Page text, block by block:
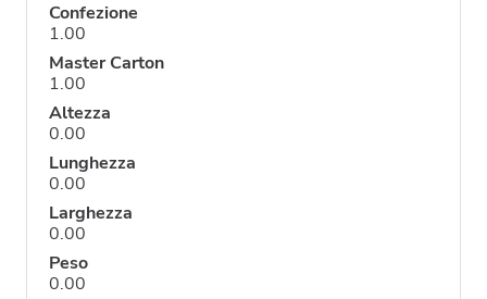
Confezione
1.00
Master Carton
1.00
Altezza
0.00
Lunghezza
0.00
Larghezza
0.00
Peso
0.00